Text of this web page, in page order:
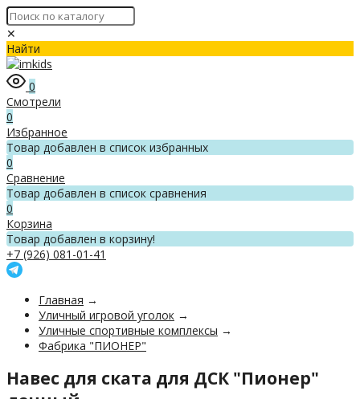
✕
Найти
0
Смотрели
0
Избранное
Товар добавлен в список избранных
0
Сравнение
Товар добавлен в список сравнения
0
Корзина
Товар добавлен в корзину!
+7 (926) 081-01-41
Главная →
Уличный игровой уголок →
Уличные спортивные комплексы →
Фабрика "ПИОНЕР"
Навес для ската для ДСК "Пионер"